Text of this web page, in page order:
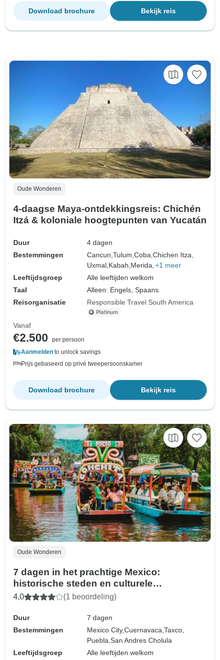
Bekijk reis
Download brochure
Oude Wonderen
4-daagse Maya-ontdekkingsreis: Chichén
Itzá & koloniale hoogtepunten van Yucatán
Duur
4 dagen
Bestemmingen
Cancun,Tulum,Coba,Chichen Itza,
Uxmal, Kabah, Merida, +1 meer
Leeftijdsgroep
Alle leeftijden welkom
Taal
Alleen: Engels, Spaans
Reisorganisatie
Responsible Travel South America
Vanaf
€2.500
per persoon
Aanmelden to unlock savings
Prijs gebaseerd op privé tweepersoonskamer
Bekijk reis
Download brochure
Oude Wonderen
7 dagen in het prachtige Mexico:
historische steden en culturele
hoogstandjes
4,0 (1 beoordeling)
Duur
7 dagen
Bestemmingen
Mexico City,Cuernavaca,Taxco,
Puebla,San Andres Cholula
Leeftijdsgroep
Alle leeftijden welkom